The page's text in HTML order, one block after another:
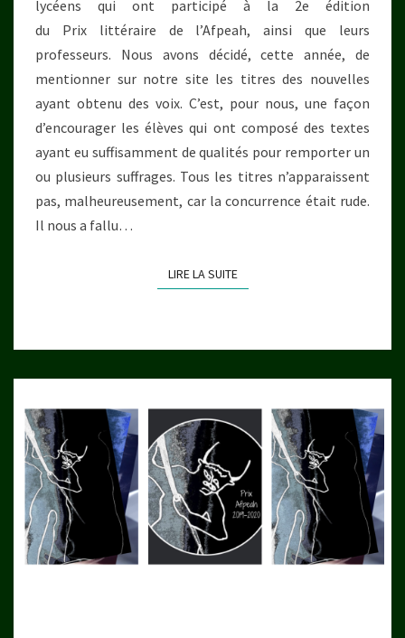
lycéens qui ont participé à la 2e édition
du Prix littéraire de l’Afpeah, ainsi que leurs
professeurs. Nous avons décidé, cette année, de
mentionner sur notre site les titres des nouvelles
ayant obtenu des voix. C’est, pour nous, une façon
d’encourager les élèves qui ont composé des textes
ayant eu suffisamment de qualités pour remporter un
ou plusieurs suffrages. Tous les titres n’apparaissent
pas, malheureusement, car la concurrence était rude.
Il nous a fallu…
LIRE LA SUITELIRE LA SUITE